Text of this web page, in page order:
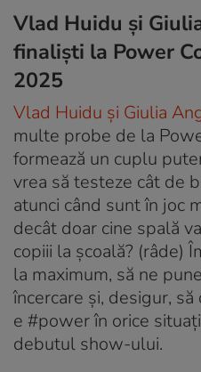
Vlad Huidu și
finaliști la Power
2025
Vlad Huidu și Giulia
multe probe de la
formează un cuplu
vrea să testeze cât de
atunci când sunt în joc
decât doar cine spală
copiii la școală? (râde)
la maximum, să ne
încercare și, desigur,
e #power în orice
debutul show-ului.